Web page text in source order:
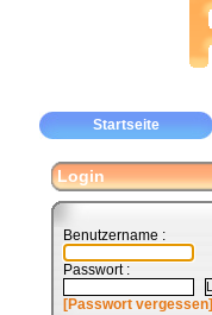
Startseite
Login
Benutzername :
Passwort :
[Passwort vergessen]